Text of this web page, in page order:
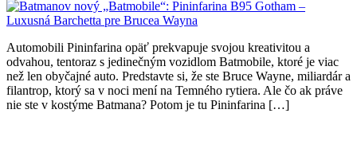
Automobili Pininfarina opäť prekvapuje svojou kreativitou a
odvahou, tentoraz s jedinečným vozidlom Batmobile, ktoré je viac
než len obyčajné auto. Predstavte si, že ste Bruce Wayne, miliardár a
filantrop, ktorý sa v noci mení na Temného rytiera. Ale čo ak práve
nie ste v kostýme Batmana? Potom je tu Pininfarina […]